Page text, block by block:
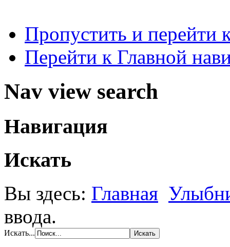
Пропустить и перейти
Перейти к Главной
Nav view search
Навигация
Искать
Вы здесь: Главная
ввода.
Искать...